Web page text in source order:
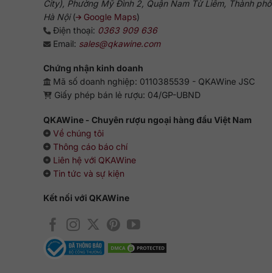
City), Phường Mỹ Đình 2, Quận Nam Từ Liêm, Thành phố
Hà Nội( Google Maps)
Điện thoại: 0363 909 636
Email: sales@qkawine.com
Chứng nhận kinh doanh
Mã số doanh nghiệp: 0110385539 - QKAWine JSC
Giấy phép bán lẻ rượu: 04/GP-UBND
QKAWine - Chuyên rượu ngoại hàng đầu Việt Nam
Về chúng tôi
Thông cáo báo chí
Liên hệ với QKAWine
Tin tức và sự kiện
Kết nối với QKAWine